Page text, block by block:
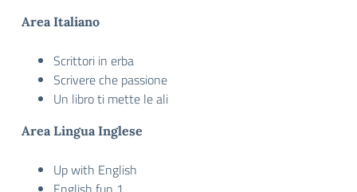
Area Italiano
Scrittori in erba
Scrivere che passione
Un libro ti mette le ali
Area Lingua Inglese
Up with English